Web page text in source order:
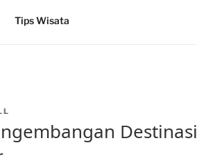
Tips Wisata
Destinasi